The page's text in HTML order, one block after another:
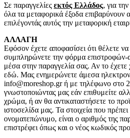
Σε παραγγελίες εκτός Ελλάδος, για
όλα τα μεταφορικά έξοδα επιβαρύνουν
επιλέγοντάς αυτός την μεταφορική
ΑΛΛΑΓΗ
Εφόσον έχετε αποφασίσει ότι θέλετε
συμπληρώνετε την φόρμα επιστροφών-
μέσα στην παραγγελία σας. Αν το έχετε
εδώ. Μας ενημερώνετε άμεσα
info@moreshop.gr ή με τηλέφωνο στο
γνωστοποιώντας μας εάν επιθυμείτε
χρώμα, ή αν θα αντικαταστήσετε το
ιστοσελίδα μας. Τα στοιχεία που
ονοματεπώνυμο, είναι ο αριθμός της
επιστρέφει όπως και ο νέος κωδικός